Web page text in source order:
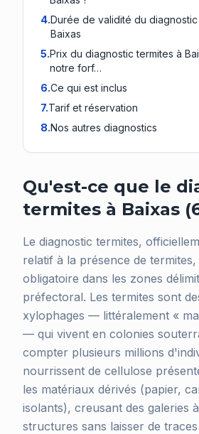
4.Durée de validité du diagnostic
Baixas
5.Prix du diagnostic termites à
notre forf…
6.Ce qui est inclus
7.Tarif et réservation
8.Nos autres diagnostics
Qu'est-ce que le
termites à Baixas
Le diagnostic termites,
relatif à la présence de
obligatoire dans les zones
préfectoral. Les termites sont
xylophages — littéralement «
— qui vivent en colonies
compter plusieurs millions
nourrissent de cellulose
les matériaux dérivés (papier,
isolants), creusant des galeries
structures sans laisser de